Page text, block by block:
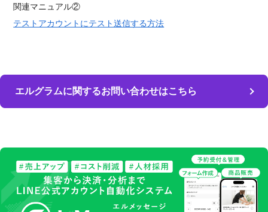
関連マニュアル②
テストアカウントにテスト送信する方法
エルグラムに関するお問い合わせはこちら